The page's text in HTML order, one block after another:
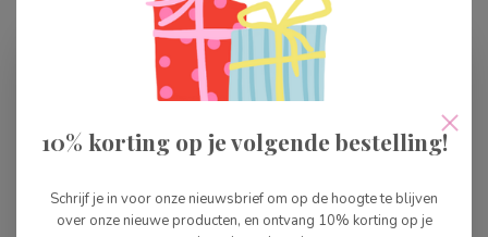
10% korting op je volgende bestelling!
Schrijf je in voor onze nieuwsbrief om op de hoogte te blijven
over onze nieuwe producten, en ontvang 10% korting op je